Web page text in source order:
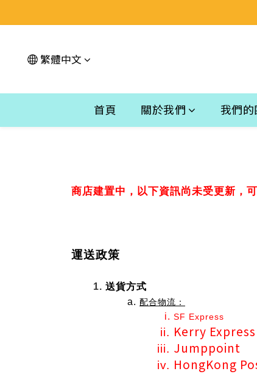
繁體中文
首頁 關於我們 我們
商店建置中，以下資訊尚未受更新，
運送政策
送貨方式
配合物流：
SF Express
Kerry Express
Jumppoint
HongKong